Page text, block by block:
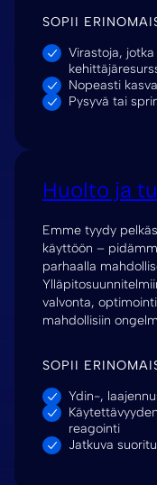
SOPII
Virastoja,
Nopeasti
Pysyvä tai
Huolto ja
Emme tyydy
käyttöön –
parhaalla
valvonta,
mahdollisiin
SOPII
Ydin-,
reagointi
Jatkuva